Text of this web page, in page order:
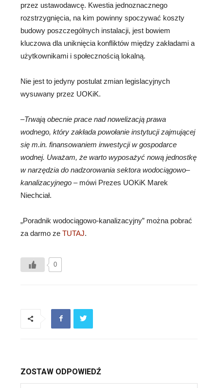
przez ustawodawcę. Kwestia jednoznacznego
rozstrzygnięcia, na kim powinny spoczywać koszty
budowy poszczególnych instalacji, jest bowiem
kluczowa dla uniknięcia konfliktów między zakładami a
użytkownikami i społecznością lokalną.
Nie jest to jedyny postulat zmian legislacyjnych
wysuwany przez UOKiK.
–Trwają obecnie prace nad nowelizacją prawa
wodnego, który zakłada powołanie instytucji zajmującej
się m.in. finansowaniem inwestycji w gospodarce
wodnej. Uważam, że warto wyposażyć nową jednostkę
w narzędzia do nadzorowania sektora wodociągowo–
kanalizacyjnego – mówi Prezes UOKiK Marek
Niechciał.
„Poradnik wodociągowo-kanalizacyjny” można pobrać
za darmo ze TUTAJ.
0
ZOSTAW ODPOWIEDŹ